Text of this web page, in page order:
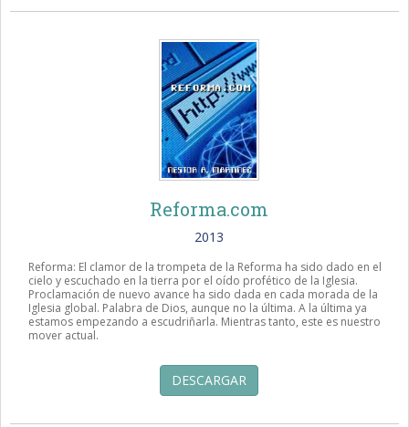
Reforma.com
2013
Reforma: El clamor de la trompeta de la Reforma ha sido dado en el
cielo y escuchado en la tierra por el oído profético de la Iglesia.
Proclamación de nuevo avance ha sido dada en cada morada de la
Iglesia global. Palabra de Dios, aunque no la última. A la última ya
estamos empezando a escudriñarla. Mientras tanto, este es nuestro
mover actual.
DESCARGAR